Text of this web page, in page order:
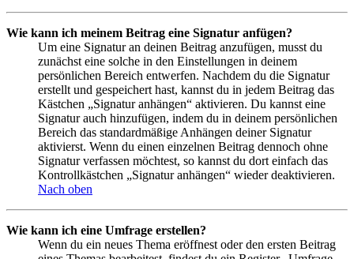
Wie kann ich meinem Beitrag eine Signatur anfügen?
Um eine Signatur an deinen Beitrag anzufügen, musst du
zunächst eine solche in den Einstellungen in deinem
persönlichen Bereich entwerfen. Nachdem du die Signatur
erstellt und gespeichert hast, kannst du in jedem Beitrag das
Kästchen „Signatur anhängen“ aktivieren. Du kannst eine
Signatur auch hinzufügen, indem du in deinem persönlichen
Bereich das standardmäßige Anhängen deiner Signatur
aktivierst. Wenn du einen einzelnen Beitrag dennoch ohne
Signatur verfassen möchtest, so kannst du dort einfach das
Kontrollkästchen „Signatur anhängen“ wieder deaktivieren.
Nach oben
Wie kann ich eine Umfrage erstellen?
Wenn du ein neues Thema eröffnest oder den ersten Beitrag